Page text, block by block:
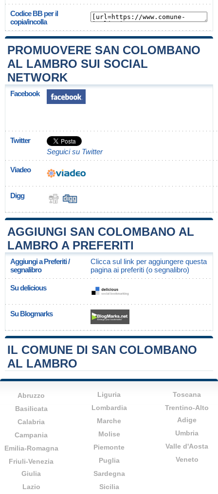
Codice BB per il
copia/incolla
PROMUOVERE SAN COLOMBANO
AL LAMBRO SUI SOCIAL
NETWORK
Facebook
Twitter
Seguici su Twitter
Viadeo
Digg
AGGIUNGI SAN COLOMBANO AL
LAMBRO A PREFERITI
Aggiungi a Preferiti /
segnalibro
Clicca sul link per aggiungere questa
pagina ai preferiti (o segnalibro)
Su delicious
Su Blogmarks
IL COMUNE DI SAN COLOMBANO
AL LAMBRO
Abruzzo
Basilicata
Calabria
Campania
Emilia-Romagna
Friuli-Venezia
Giulia
Lazio
Liguria
Lombardia
Marche
Molise
Piemonte
Puglia
Sardegna
Sicilia
Toscana
Trentino-Alto
Adige
Umbria
Valle d'Aosta
Veneto